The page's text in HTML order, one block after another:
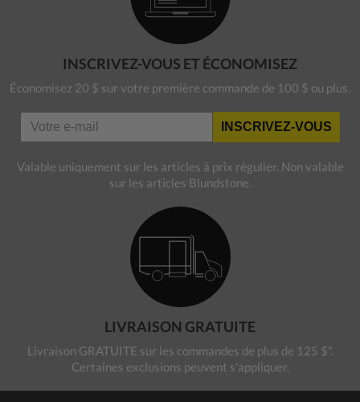
INSCRIVEZ-VOUS ET ÉCONOMISEZ
Économisez 20 $ sur votre première commande de 100 $ ou plus.
INSCRIVEZ-VOUS
Valable uniquement sur les articles à prix régulier. Non valable
sur les articles Blundstone.
LIVRAISON GRATUITE
Livraison GRATUITE sur les commandes de plus de 125 $*.
Certaines exclusions peuvent s'appliquer.